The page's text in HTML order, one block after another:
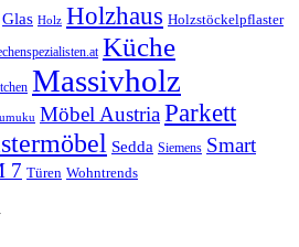
Glas Holz Holzhaus Holzstöckelpflaster
Küche
Massivholz
Möbel AustriaParkett
Sedda Siemens Smart
7 Türen Wohntrends